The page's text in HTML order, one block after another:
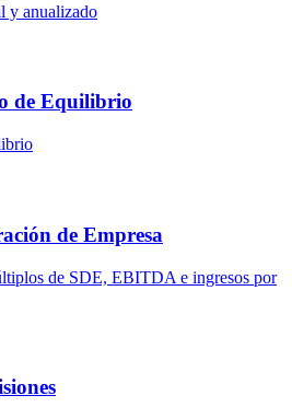
y anualizado
de Equilibrio
de Empresa
de SDE, EBITDA e ingresos por